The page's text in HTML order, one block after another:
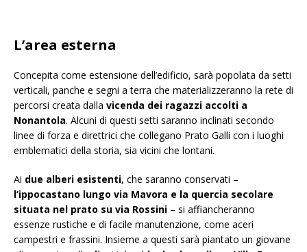
L’area esterna
Concepita come estensione dell’edificio, sarà popolata da setti
verticali, panche e segni a terra che materializzeranno la rete di
percorsi creata dalla vicenda dei ragazzi accolti a
Nonantola. Alcuni di questi setti saranno inclinati secondo
linee di forza e direttrici che collegano Prato Galli con i luoghi
emblematici della storia, sia vicini che lontani.
Ai due alberi esistenti, che saranno conservati –
l’ippocastano lungo via Mavora e la quercia secolare
situata nel prato su via Rossini – si affiancheranno
essenze rustiche e di facile manutenzione, come aceri
campestri e frassini. Insieme a questi sarà piantato un giovane